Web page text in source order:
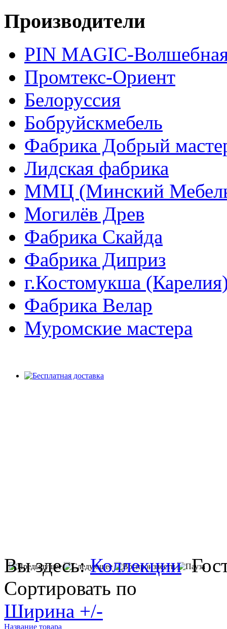
Производители
PIN MAGIС-
Промтекс-Ориент
Белоруссия
Бобруйскмебель
Фабрика Добрый
Лидская фабрика
ММЦ (Минский
Могилёв Древ
Фабрика Скайда
Фабрика Диприз
г.Костомукша
Фабрика Велар
Муромские мастера
Вы здесь:Коллекции
Сортировать по
Ширина +/-
Название товара